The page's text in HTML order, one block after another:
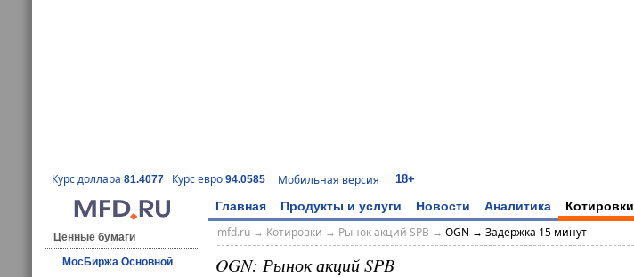
Курс доллара 81.4077 Курс евро 94.0585 Мобильная версия 18+
Главная Продукты и услуги Новости Аналитика Котировки
Ценные бумаги
МосБиржа Основной
mfd.ru→ Котировки → Рынок акций SPB → OGN → Задержка 15 минут
OGN: Рынок акций SPB